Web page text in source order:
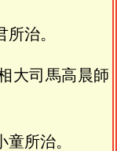
治。
大司馬高晨師
所治。